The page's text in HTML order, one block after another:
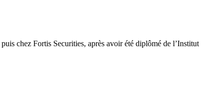
chez Fortis Securities, après avoir été diplômé de l’Institut